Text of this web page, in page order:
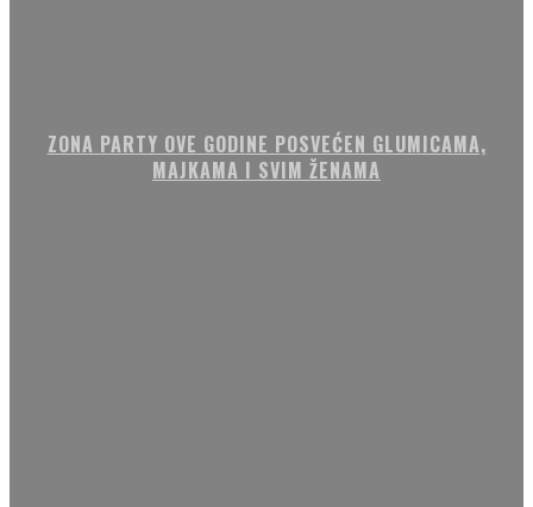
ZONA PARTY OVE GODINE POSVEĆEN GLUMICAMA,
MAJKAMA I SVIM ŽENAMA